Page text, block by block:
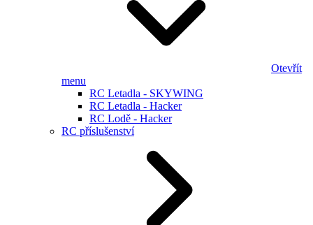
Otevřít
menu
RC Letadla - SKYWING
RC Letadla - Hacker
RC Lodě - Hacker
RC příslušenství